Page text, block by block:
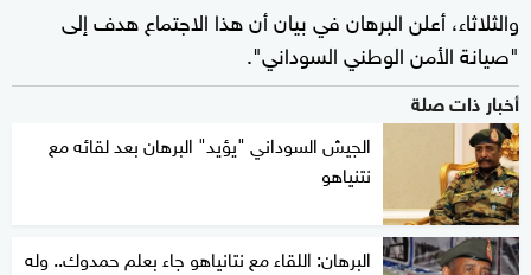
والثلاثاء، أعلن البرهان في بيان أن هذا الاجتماع هدف إلى
"صيانة الأمن الوطني السوداني".
أخبار ذات صلة
الجيش السوداني "يؤيد" البرهان بعد لقائه مع
نتنياهو
البرهان: اللقاء مع نتانياهو جاء بعلم حمدوك.. وله